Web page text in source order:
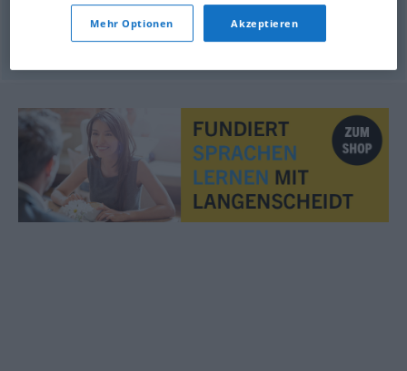
(sich) beugen,(sich) anpassen,gehorchen
Mehr Optionen Akzeptieren